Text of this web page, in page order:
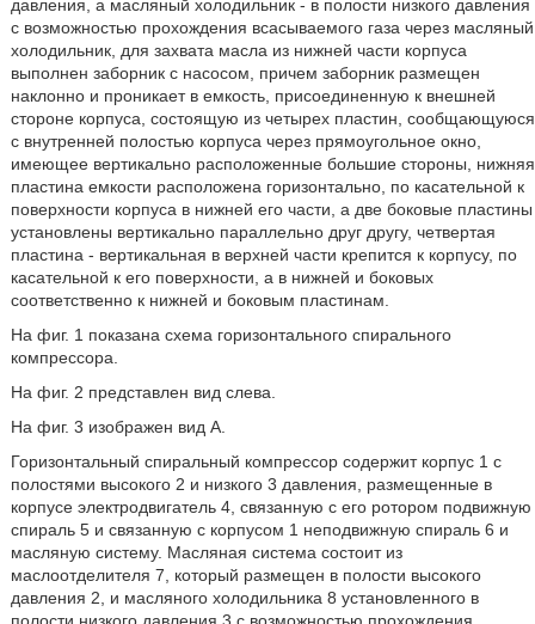
давления, а масляный холодильник - в полости низкого давления
с возможностью прохождения всасываемого газа через масляный
холодильник, для захвата масла из нижней части корпуса
выполнен заборник с насосом, причем заборник размещен
наклонно и проникает в емкость, присоединенную к внешней
стороне корпуса, состоящую из четырех пластин, сообщающуюся
с внутренней полостью корпуса через прямоугольное окно,
имеющее вертикально расположенные большие стороны, нижняя
пластина емкости расположена горизонтально, по касательной к
поверхности корпуса в нижней его части, а две боковые пластины
установлены вертикально параллельно друг другу, четвертая
пластина - вертикальная в верхней части крепится к корпусу, по
касательной к его поверхности, а в нижней и боковых
соответственно к нижней и боковым пластинам.
На фиг. 1 показана схема горизонтального спирального
компрессора.
На фиг. 2 представлен вид слева.
На фиг. 3 изображен вид А.
Горизонтальный спиральный компрессор содержит корпус 1 с
полостями высокого 2 и низкого 3 давления, размещенные в
корпусе электродвигатель 4, связанную с его ротором подвижную
спираль 5 и связанную с корпусом 1 неподвижную спираль 6 и
масляную систему. Масляная система состоит из
маслоотделителя 7, который размещен в полости высокого
давления 2, и масляного холодильника 8 установленного в